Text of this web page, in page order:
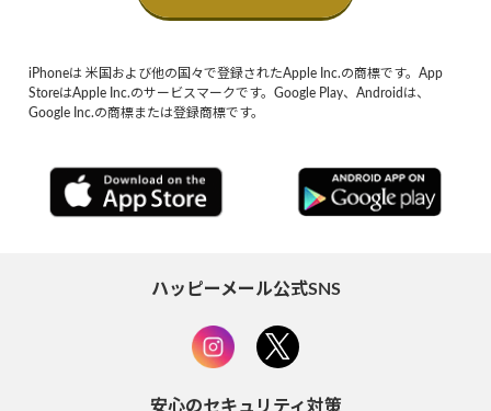
iPhoneは 米国および他の国々で登録されたApple Inc.の商標です。App
StoreはApple Inc.のサービスマークです。Google Play、Androidは、
Google Inc.の商標または登録商標です。
ハッピーメール公式SNS
安心のセキュリティ対策